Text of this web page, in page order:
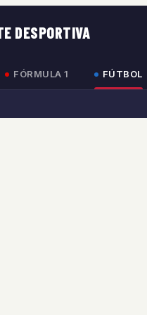
DESPORTIVA
FÓRMULA 1 FÚTBOL